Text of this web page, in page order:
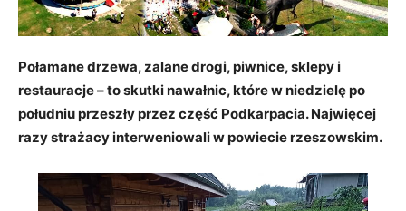
Połamane drzewa, zalane drogi, piwnice, sklepy i
restauracje – to skutki nawałnic, które w niedzielę po
południu przeszły przez część Podkarpacia. Najwięcej
razy strażacy interweniowali w powiecie rzeszowskim.